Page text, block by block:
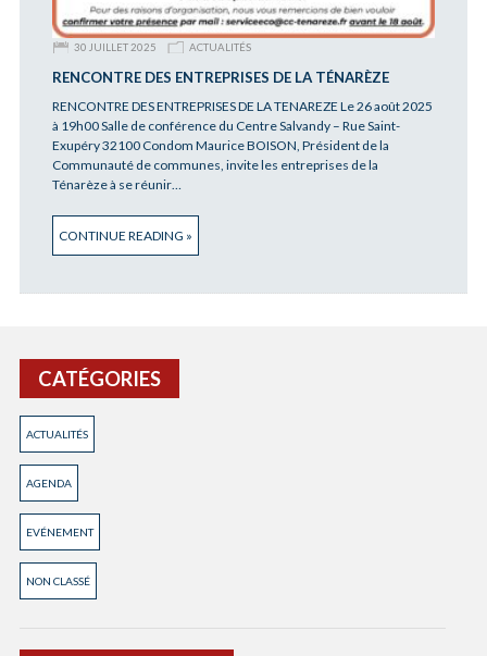
30 JUILLET 2025 ACTUALITÉS
RENCONTRE DES ENTREPRISES DE LA TÉNARÈZE
RENCONTRE DES ENTREPRISES DE LA TENAREZE Le 26 août 2025
à 19h00 Salle de conférence du Centre Salvandy – Rue Saint-
Exupéry 32100 Condom Maurice BOISON, Président de la
Communauté de communes, invite les entreprises de la
Ténarèze à se réunir…
CONTINUE READING »
CATÉGORIES
ACTUALITÉS
AGENDA
EVÉNEMENT
NON CLASSÉ